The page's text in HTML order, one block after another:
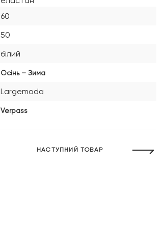
60
50
білий
Осінь – Зима
Largemoda
Verpass
НАСТУПНИЙ ТОВАР